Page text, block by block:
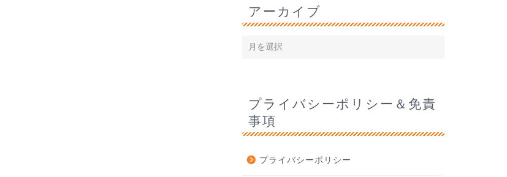
アーカイブ
プライバシーポリシー＆免責
事項
プライバシーポリシー